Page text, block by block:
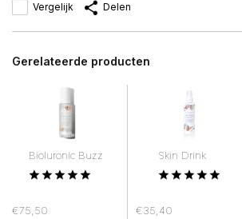
Vergelijk Delen
Gerelateerde producten
Bioluronic Buzz
€75,50
Skin Drink
€35,40